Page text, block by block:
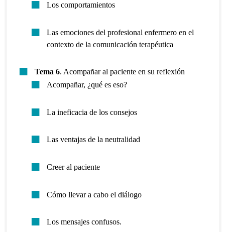
Los comportamientos
Las emociones del profesional enfermero en el
contexto de la comunicación terapéutica
Tema 6. Acompañar al paciente en su reflexión
Acompañar, ¿qué es eso?
La ineficacia de los consejos
Las ventajas de la neutralidad
Creer al paciente
Cómo llevar a cabo el diálogo
Los mensajes confusos.